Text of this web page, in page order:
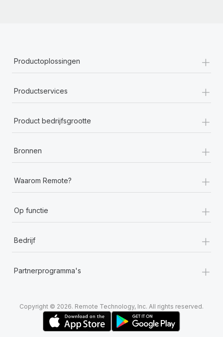
Productoplossingen +
Productservices +
Product bedrijfsgrootte +
Bronnen +
Waarom Remote? +
Op functie +
Bedrijf +
Partnerprogramma's +
Copyright © 2026. Remote Technology, Inc. All rights reserved.